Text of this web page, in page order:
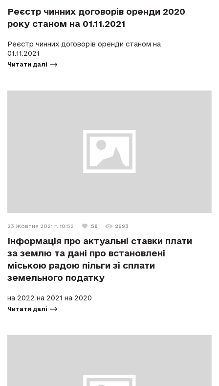
Реєстр чинних договорів оренди 2020
року станом на 01.11.2021
Реєстр чинних договорів оренди станом на
01.11.2021
Читати далі
23 Жовтня 2021 г. 10:52 56 2993
Інформація про актуальні ставки плати
за землю та дані про встановлені
міською радою пільги зі сплати
земельного податку
на 2022 на 2021 на 2020
Читати далі